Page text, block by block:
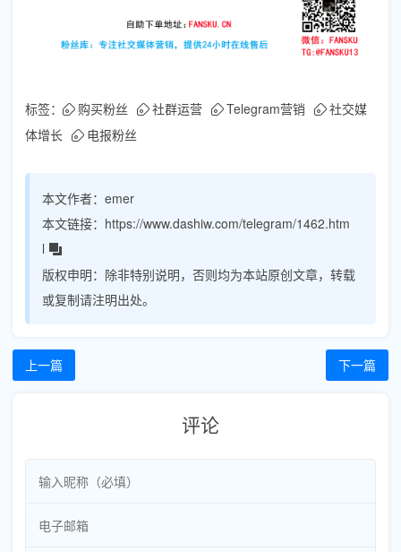
标签： 购买粉丝 社群运营 Telegram营销
社交媒
体增长
电报粉丝
本文作者： emer
本文链接： https://www.dashiw.com/telegram/1462.htm
l
版权申明： 除非特别说明，否则均为本站原创文章，转载
或复制请注明出处。
上一篇 下一篇
评论